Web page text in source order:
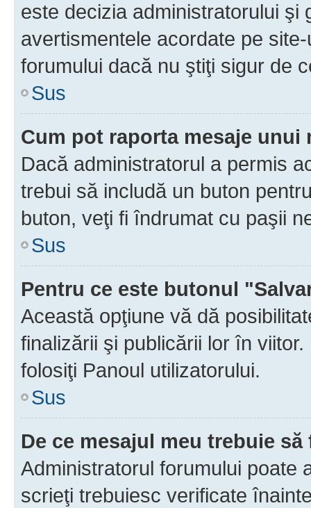
este decizia administratorului şi
avertismentele acordate pe
forumului dacă nu ştiţi sigur de
Sus
Cum pot raporta mesaje unui
Dacă administratorul a permis
trebui să includă un buton
buton, veţi fi îndrumat cu paşii
Sus
Pentru ce este butonul
Această opţiune vă dă
finalizării şi publicării lor în
folosiţi Panoul utilizatorului.
Sus
De ce mesajul meu trebuie
Administratorul forumului poate
scrieţi trebuiesc verificate